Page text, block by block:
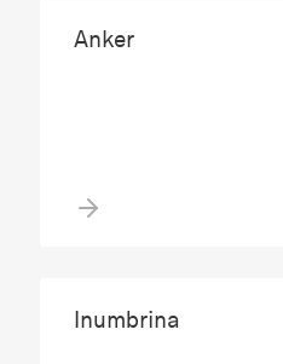
Anker
Inumbrina